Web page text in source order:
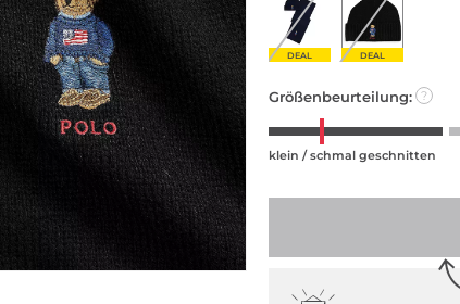
DEAL DEAL
Größenbeurteilung: ?
klein / schmal geschnitten